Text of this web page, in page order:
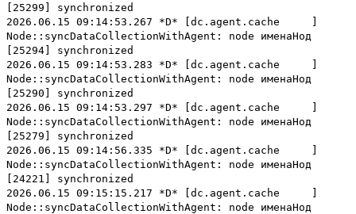
[25299] synchronized
2026.06.15 09:14:53.267 *D* [dc.agent.cache ]
Node::syncDataCollectionWithAgent: node именаНод
[25294] synchronized
2026.06.15 09:14:53.283 *D* [dc.agent.cache ]
Node::syncDataCollectionWithAgent: node именаНод
[25290] synchronized
2026.06.15 09:14:53.297 *D* [dc.agent.cache ]
Node::syncDataCollectionWithAgent: node именаНод
[25279] synchronized
2026.06.15 09:14:56.335 *D* [dc.agent.cache ]
Node::syncDataCollectionWithAgent: node именаНод
[24221] synchronized
2026.06.15 09:15:15.217 *D* [dc.agent.cache ]
Node::syncDataCollectionWithAgent: node именаНод